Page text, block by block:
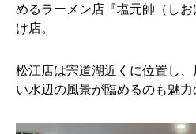
めるラーメン店『塩元帥（し
け店。
松江店は宍道湖近くに位置し
い水辺の風景が臨めるのも魅力